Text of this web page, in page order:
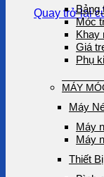
Quay trở lại
Bảng
Móc
Khay
Giá
Phụ
MÁY
Máy
Máy
Máy
Thiết